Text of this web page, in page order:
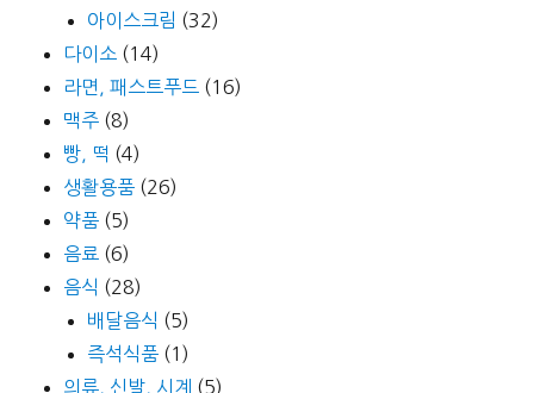
아이스크림 (32)
다이소 (14)
라면, 패스트푸드 (16)
맥주 (8)
빵, 떡 (4)
생활용품 (26)
약품 (5)
음료 (6)
음식 (28)
배달음식 (5)
즉석식품 (1)
의류, 신발, 시계 (5)